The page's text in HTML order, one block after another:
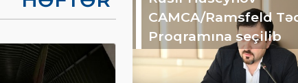
CAMCA/Ramsfeld
Proqramına seçilib